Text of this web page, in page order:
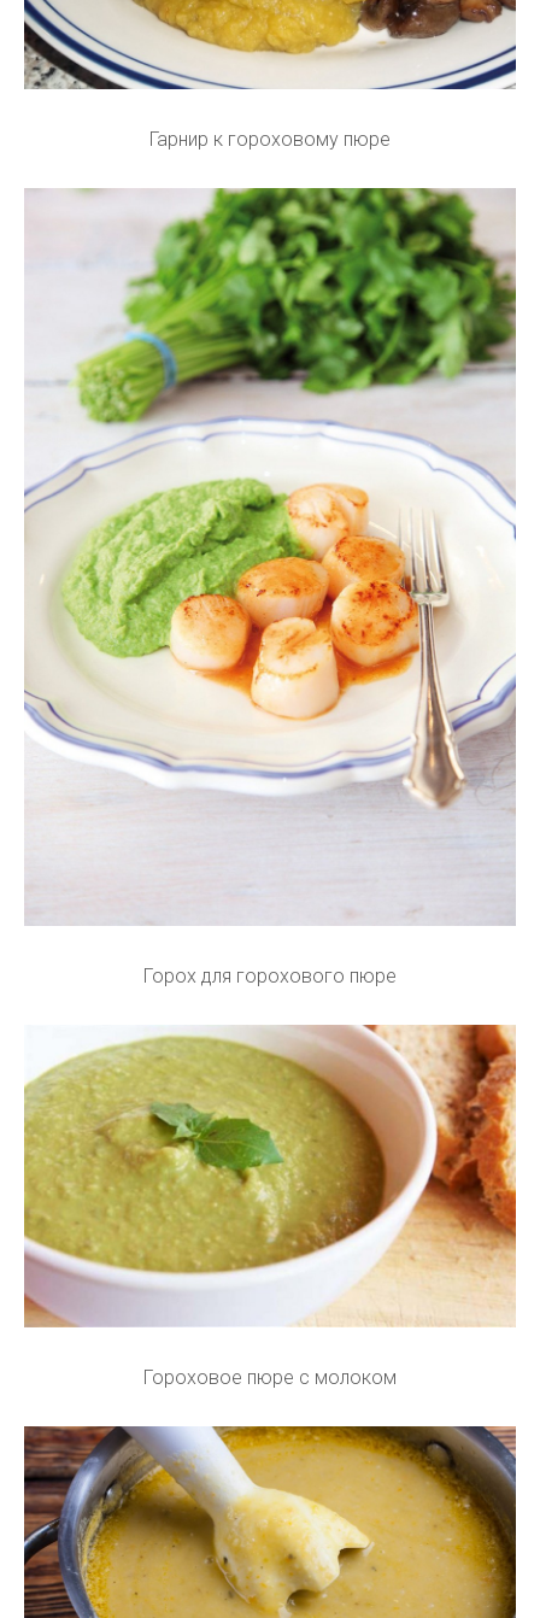
Гарнир к гороховому пюре
Горох для горохового пюре
Гороховое пюре с молоком